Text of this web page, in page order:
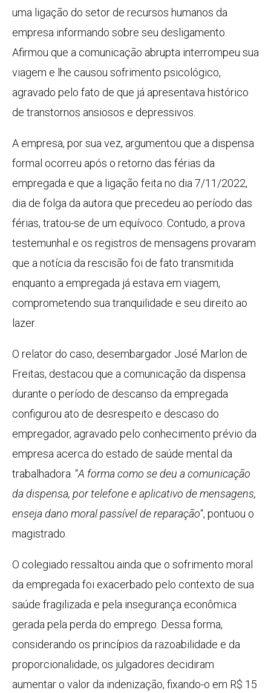
uma ligação do setor de recursos humanos da
empresa informando sobre seu desligamento.
Afirmou que a comunicação abrupta interrompeu sua
viagem e lhe causou sofrimento psicológico,
agravado pelo fato de que já apresentava histórico
de transtornos ansiosos e depressivos.
A empresa, por sua vez, argumentou que a dispensa
formal ocorreu após o retorno das férias da
empregada e que a ligação feita no dia 7/11/2022,
dia de folga da autora que precedeu ao período das
férias, tratou-se de um equívoco. Contudo, a prova
testemunhal e os registros de mensagens provaram
que a notícia da rescisão foi de fato transmitida
enquanto a empregada já estava em viagem,
comprometendo sua tranquilidade e seu direito ao
lazer.
O relator do caso, desembargador José Marlon de
Freitas, destacou que a comunicação da dispensa
durante o período de descanso da empregada
configurou ato de desrespeito e descaso do
empregador, agravado pelo conhecimento prévio da
empresa acerca do estado de saúde mental da
trabalhadora. “A forma como se deu a comunicação
da dispensa, por telefone e aplicativo de mensagens,
enseja dano moral passível de reparação“, pontuou o
magistrado.
O colegiado ressaltou ainda que o sofrimento moral
da empregada foi exacerbado pelo contexto de sua
saúde fragilizada e pela insegurança econômica
gerada pela perda do emprego. Dessa forma,
considerando os princípios da razoabilidade e da
proporcionalidade, os julgadores decidiram
aumentar o valor da indenização, fixando-o em R$ 15